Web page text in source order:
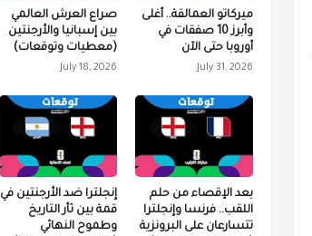
ميركاتو العمالقة.. أغلى
وأبرز 10 صفقات في
أوروبا حتى الآن
July 31, 2026
صراع العرش العالمي
بين إسبانيا والأرجنتين
(معطيات وتوقعات)
July 18, 2026
بعد الإقصاء من حلم
اللقب.. فرنسا وإنجلترا
تتسارعان على البرونزية
إنجلترا ضد الأرجنتين في
قمة بين ثأر التاريخ
وطموح النهائي